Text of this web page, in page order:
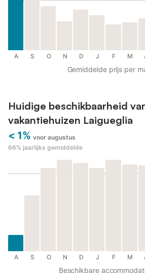
A S O N D J F M
Gemiddelde prijs per
Huidige beschikbaarheid
vakantiehuizen Laigueglia
< 1% voor augustus
66% jaarlijks gemiddelde
A S O N D J F M
Beschikbare